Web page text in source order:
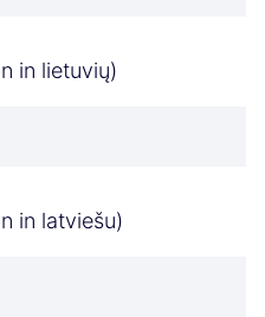
in lietuvių)
in latviešu)